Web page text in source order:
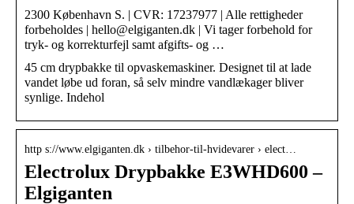
2300 København S. | CVR: 17237977 | Alle rettigheder
forbeholdes | hello@elgiganten.dk | Vi tager forbehold for
tryk- og korrekturfejl samt afgifts- og …
45 cm drypbakke til opvaskemaskiner. Designet til at lade
vandet løbe ud foran, så selv mindre vandlækager bliver
synlige. Indehol
http s://www.elgiganten.dk › tilbehor-til-hvidevarer › elect…
Electrolux Drypbakke E3WHD600 –
Elgiganten